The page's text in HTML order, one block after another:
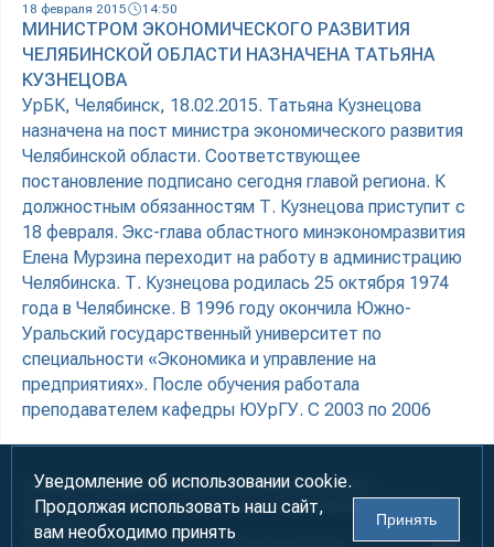
18 февраля 2015 14:50
МИНИСТРОМ ЭКОНОМИЧЕСКОГО РАЗВИТИЯ
ЧЕЛЯБИНСКОЙ ОБЛАСТИ НАЗНАЧЕНА ТАТЬЯНА
КУЗНЕЦОВА
УрБК, Челябинск, 18.02.2015. Татьяна Кузнецова
назначена на пост министра экономического развития
Челябинской области. Соответствующее
постановление подписано сегодня главой региона. К
должностным обязанностям Т. Кузнецова приступит с
18 февраля. Экс-глава областного минэкономразвития
Елена Мурзина переходит на работу в администрацию
Челябинска. Т. Кузнецова родилась 25 октября 1974
года в Челябинске. В 1996 году окончила Южно-
Уральский государственный университет по
специальности «Экономика и управление на
предприятиях». После обучения работала
преподавателем кафедры ЮУрГУ. С 2003 по 2006
Информация предназначена для лиц старше 18 лет (18+)
При использовании материалов ссылка на «УралБизнесКонсалтинг»
2000-2026 Информационно-аналитическое агентство
Уведомление об использовании cookie.
Продолжая использовать наш сайт,
вам необходимо принять
Принять